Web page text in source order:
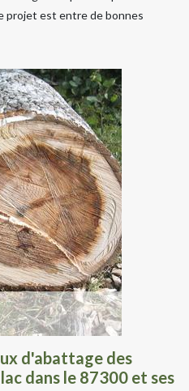
projet est entre de bonnes
d'abattage des
dans le 87300 et ses